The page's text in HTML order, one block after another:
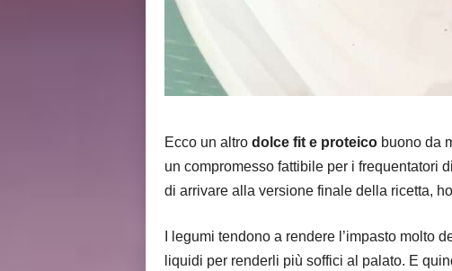
Ecco un altro dolce fit e proteicobuono da
un compromesso fattibile per i frequentatori
di arrivare alla versione finale della ricetta,
I legumi tendono a rendere l’impasto molto
liquidi per renderli più soffici al palato. E